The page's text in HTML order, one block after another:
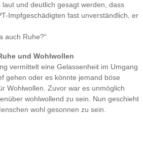
und deutlich gesagt werden, dass
Impfgeschädigten fast unverständlich, er
auch Ruhe?“
und Wohlwollen
vermittelt eine Gelassenheit im Umgang
gehen oder es könnte jemand böse
Wohlwollen. Zuvor war es unmöglich
wohlwollend zu sein. Nun geschieht
wohl gesonnen zu sein.